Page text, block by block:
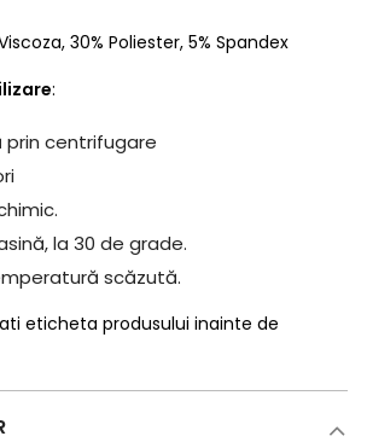
, 30% Poliester, 5% Spandex
:
prin centrifugare
la 30 de grade.
scăzută.
eticheta produsului inainte de